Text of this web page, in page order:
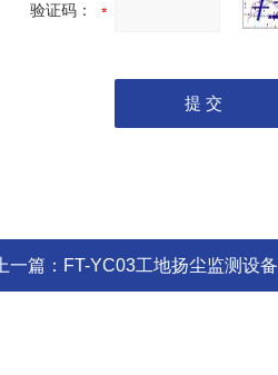
验证码：
上一篇： FT-YC03工地扬尘监测设备